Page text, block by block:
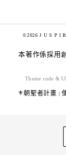
©2026 J U S P I
本著作係採用
Theme code &
⚜️朝聖者計畫 |